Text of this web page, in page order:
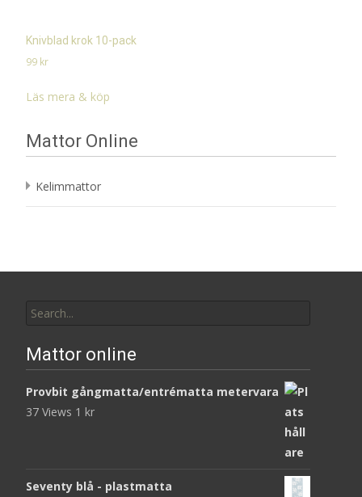
Knivblad krok 10-pack
99 kr
Läs mera & köp
Mattor Online
Kelimmattor
for:
Mattor online
Provbit gångmatta/entrématta metervara
37 Views 1 kr
Seventy blå - plastmatta